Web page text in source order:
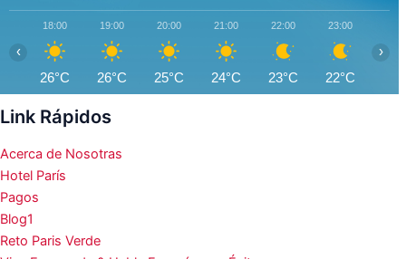
18:00
26°C
19:00
26°C
20:00
25°C
21:00
24°C
22:00
23°C
23:00
22°C
‹ ›
Link Rápidos
Acerca de Nosotras
Hotel París
Pagos
Blog1
Reto Paris Verde